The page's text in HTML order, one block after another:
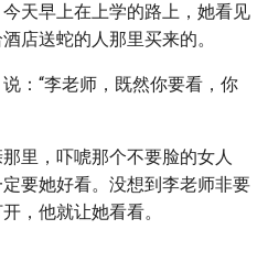
天早上在上学的路上，她看见
店送蛇的人那里买来的。
：“李老师，既然你要看，你
里，吓唬那个不要脸的女人
要她好看。没想到李老师非要
，他就让她看看。